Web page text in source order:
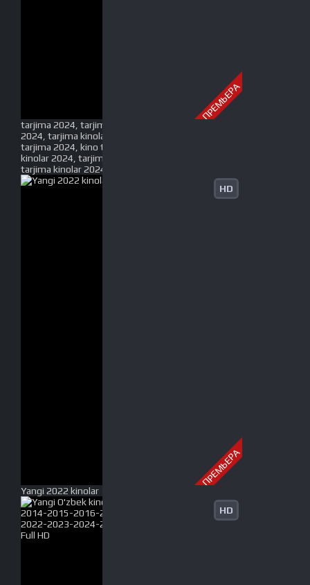
ПРЕМЬЕРА
tarjima 2024, tarjima kinolar 2024, uzbek tarjima
2024, tarjima kinolar tilida tilida 2024, uzbek tilida
tarjima 2024, kino tarjima 2024, uzbek tarjima
kinolar 2024, tarjima kinolar 2024 uzbek tilida,
tarjima kinolar 2024 o zbek, tarjima kinolar 2024
HD
ПРЕМЬЕРА
Yangi 2022 kinolar
HD